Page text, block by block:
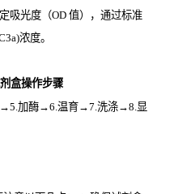
吸光度（OD 值），通过标准
浓度。
盒操作步骤
加酶→6.温育→7.洗涤→8.显